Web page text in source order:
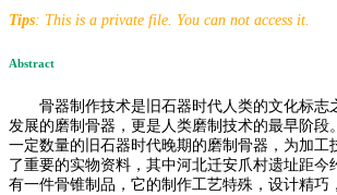
Tips: This is a private file. You can not access it.
Abstract
骨器制作技术是旧石器时代人类的文化标志
发展的磨制骨器，更是人类磨制技术的最早阶段
一定数量的旧石器时代晚期的磨制骨器，为加工
了重要的实物资料，其中河北迁安爪村遗址距今
有一件骨锥制品，它的制作工艺特殊，设计精巧